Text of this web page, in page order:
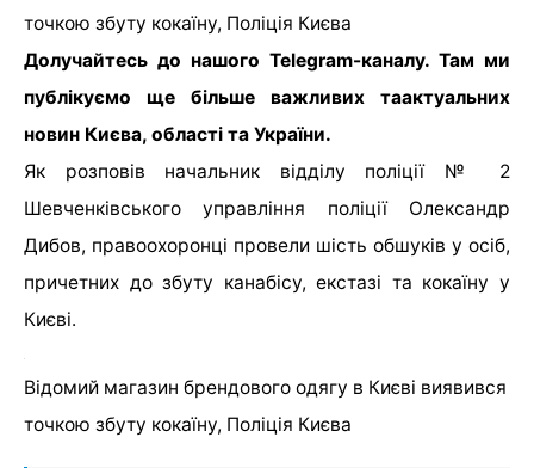
точкою збуту кокаїну, Поліція Києва
Долучайтесь до нашого Telegram-каналу. Там ми
публікуємо ще більше важливих таактуальних
новин Києва, області та України.
Як розповів начальник відділу поліції № 2
Шевченківського управління поліції Олександр
Дибов, правоохоронці провели шість обшуків у осіб,
причетних до збуту канабісу, екстазі та кокаїну у
Києві.
Відомий магазин брендового одягу в Києві виявився
точкою збуту кокаїну, Поліція Києва